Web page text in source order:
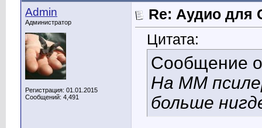
Admin
Администратор
Регистрация: 01.01.2015
Сообщений: 4,491
Re: Аудио для
Цитата:
Сообщение
На ММ
больше